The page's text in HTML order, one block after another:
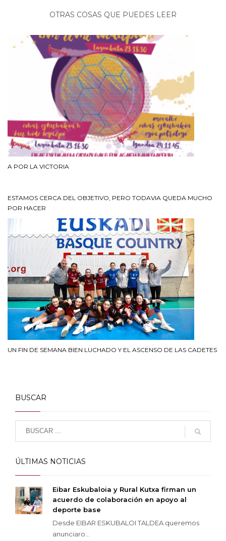
OTRAS COSAS QUE PUEDES LEER
A POR LA VICTORIA
ESTAMOS CERCA DEL OBJETIVO, PERO TODAVIA QUEDA MUCHO
POR HACER
UN FIN DE SEMANA BIEN LUCHADO Y EL ASCENSO DE LAS CADETES
BUSCAR
ÚLTIMAS NOTICIAS
Eibar Eskubaloia y Rural Kutxa firman un
acuerdo de colaboración en apoyo al
deporte base
Desde EIBAR ESKUBALOI TALDEA queremos
anunciaro...